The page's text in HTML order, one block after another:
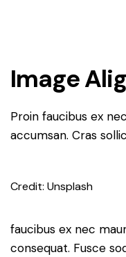
Image
Proin faucibus ex
accumsan. Cras
Credit: Unsplash
faucibus ex nec
consequat. Fusce